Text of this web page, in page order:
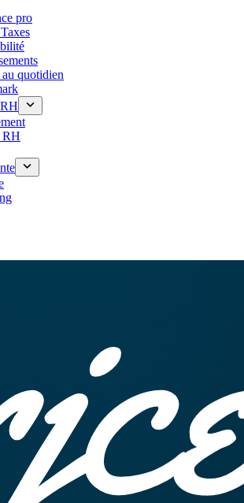
pro
quotidien
RH